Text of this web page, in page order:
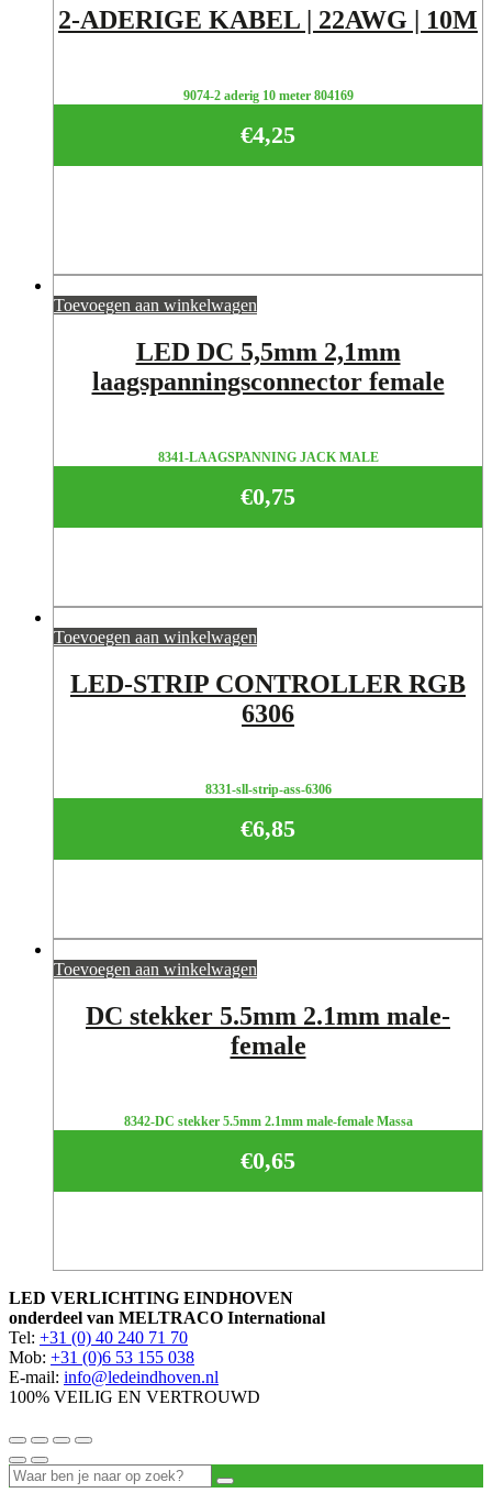
2-ADERIGE KABEL | 22AWG | 10M
9074-2 aderig 10 meter 804169
€4,25
Toevoegen aan winkelwagen
LED DC 5,5mm 2,1mm
laagspanningsconnector female
8341-LAAGSPANNING JACK MALE
€0,75
Toevoegen aan winkelwagen
LED-STRIP CONTROLLER RGB
6306
8331-sll-strip-ass-6306
€6,85
Toevoegen aan winkelwagen
DC stekker 5.5mm 2.1mm male-
female
8342-DC stekker 5.5mm 2.1mm male-female Massa
€0,65
LED VERLICHTING EINDHOVEN
onderdeel van MELTRACO International
Tel: +31 (0) 40 240 71 70
Mob: +31 (0)6 53 155 038
E-mail: info@ledeindhoven.nl
100% VEILIG EN VERTROUWD